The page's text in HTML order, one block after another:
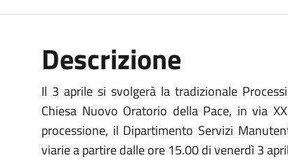
Descrizione
Il 3 aprile si svolgerà la tradizionale
Chiesa Nuovo Oratorio della Pace, in via
processione, il Dipartimento Servizi
viarie a partire dalle ore 15.00 di venerdì 3